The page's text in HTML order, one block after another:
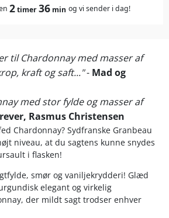
2timer36 min og vi sender i dag!
til Chardonnay med masser af
kraft og saft..."- Mad og
med stor fylde og masser af
Rasmus Christensen
Chardonnay? Sydfranske Granbeau
niveau, at du sagtens kunne snydes
i flasken!
smør og vaniljekrydderi! Glæd
elegant og virkelig
der mildt sagt trodser enhver